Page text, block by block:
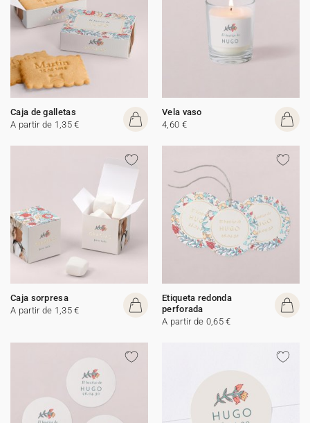
Caja de galletas
A partir de 1,35 €
Vela vaso
4,60 €
Caja sorpresa
A partir de 1,35 €
Etiqueta redonda
perforada
A partir de 0,65 €